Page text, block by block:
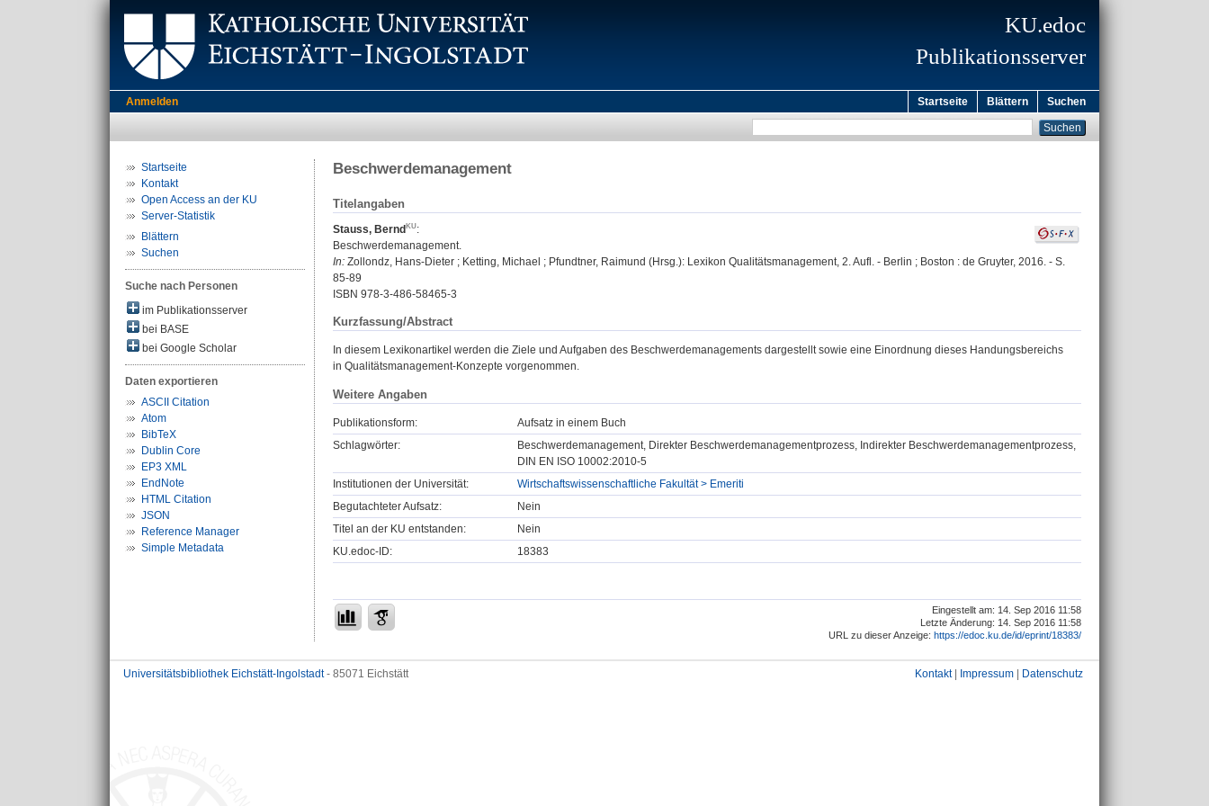
KU.edoc
Publikationsserver
Anmelden Startseite Blättern Suchen
Startseite
Kontakt
Open Access an der KU
Server-Statistik
Blättern
Suchen
Suche nach Personen
im Publikationsserver
bei BASE
bei Google Scholar
Daten exportieren
ASCII Citation
Atom
BibTeX
Dublin Core
EP3 XML
EndNote
HTML Citation
JSON
Reference Manager
Simple Metadata
Beschwerdemanagement
Titelangaben
Stauss, Bernd
:
Beschwerdemanagement.
In: Zollondz, Hans-Dieter ; Ketting, Michael ; Pfundtner, Raimund (Hrsg.): Lexikon Qualitätsmanagement, 2. Aufl. - Berlin ; Boston : de Gruyter, 2016. - S.
85-89
ISBN 978-3-486-58465-3
Kurzfassung/Abstract
In diesem Lexikonartikel werden die Ziele und Aufgaben des Beschwerdemanagements dargestellt sowie eine Einordnung dieses Handungsbereichs
in Qualitätsmanagement-Konzepte vorgenommen.
Weitere Angaben
Publikationsform:
Aufsatz in einem Buch
Schlagwörter:
Beschwerdemanagement, Direkter Beschwerdemanagementprozess, Indirekter Beschwerdemanagementprozess,
DIN EN ISO 10002:2010-5
Institutionen der Universität:
Wirtschaftswissenschaftliche Fakultät > Emeriti
Begutachteter Aufsatz:
Nein
Titel an der KU entstanden:
Nein
KU.edoc-ID:
18383
Eingestellt am: 14. Sep 2016 11:58
Letzte Änderung: 14. Sep 2016 11:58
URL zu dieser Anzeige: https://edoc.ku.de/id/eprint/18383/
Universitätsbibliothek Eichstätt-Ingolstadt- 85071 Eichstätt Kontakt| Impressum Datenschutz